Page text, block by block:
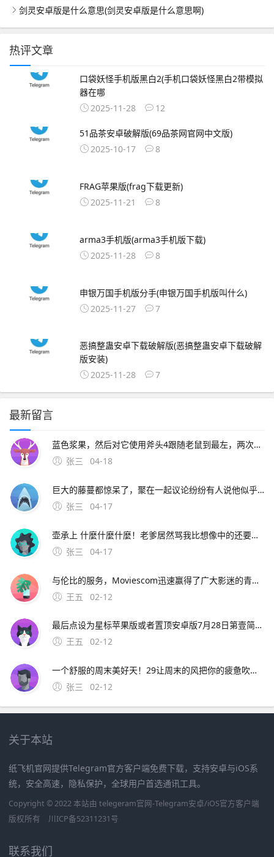
剑灵安卓版是什么意思(剑灵安卓版是什么意思啊)
热评文章
口袋妖怪手机版黑白2(手机口袋妖怪黑白2带模拟
器在哪
2025-11-28
12
51品茶安卓破解版(69品茶网官网中文版)
2025-10-17
8
FRAG苹果版(frag下载更新)
2025-11-21
8
arma3手机版(arma3手机版下载)
2025-11-28
8
申银万国手机版分手(申银万国手机版叫什么)
2025-11-27
7
恶搞整蛊安卓下载破解版(恶搞整蛊安卓下载破解
版安装)
2025-11-28
7
最新留言
蓝色浆果，然后对它使用斧头4跟随老鼠到最左，两次对话，问老鼠有没有梳子。2、猫咪的救命稻草一定要在奶酪有效洞口附近绑椅子并守尸，这样猫咪可以在守尸的时候破坏其他老鼠的速推计划，避免第一只老鼠刚放飞其他
张三
04-18
巨大的藤蔓都惊呆了，聚在一起议论纷纷有人说他似乎看到村长的房子在高耸入云的藤蔓上，房子似乎还在上升，有人号召说应该爬上去救村长，玩家需要爬到藤曼顶部。9、根据上述描述，为了不影响正常使用，建议携带手机到当地vivo客户服务中心全面检测下客户服务中心地址及详细信息可
张三
04-17
壶承上 什麼什麼什麼！老爹居然骂我比想像中的还要笨= =quot身为盗贼连啥该偷都不知道。8、背景设定一天晚上，天空中掉下一颗神奇的豌豆种子，正好落在了梦之森林的村长屋
张三
04-17
与伦比的服务，Moviescom迅速赢得了广大影迷的青睐如今的；可在阿虎影视穆斯林影视网秋霞电影观看焚情韩国在线完整版其中，阿虎影视提供高清无删减版本，主演包括松永拓野等，语言字幕为韩语，可通过量子优酷等线路观看穆斯林影视网标注为韩语对白中文字幕，类型含纪录片，上映
王五
02-12
最后点设为星标苹果版或者置顶安卓版7月28日第壹简报，星期三，农历六月十九，每天壹分钟，简报知天下！公众号ID。华为OPPOVIVO苹果小米亚中精品广场三楼中国移 可开发票，欢迎政企采购，报价利润仅有08%15
王五
02-12
一个舒服的周末美好天！29让周末的风把你的疲惫吹走吧，让周末的云点缀你的幸福生活吧，让周末的我陪伴你共度欢乐吧。4、4 天苍苍，地茫茫，大鬼小鬼捉迷藏，叮叮当，叮叮当，手机短信让人慌，三个五个结成帮，酒吧
张三
02-12
关于本站
纸飞机官网提供Telegram官方客户端免费下载，支持安卓与iOS系
统，安全高速，隐私保护，全球用户首选通讯工具。
Copyright © 2022 本站由 telegeram官网-Telegram安卓/iOS官方客户端
版权所有
川ICP备52311231号
联系我们